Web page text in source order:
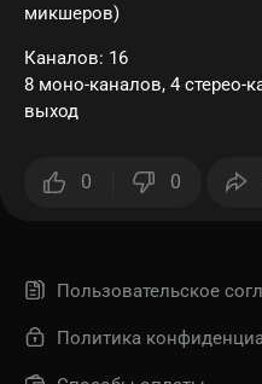
микшеров)
Каналов: 16
8 моно-каналов, 4 стерео-
выход
0 0
Пользовательское
Политика